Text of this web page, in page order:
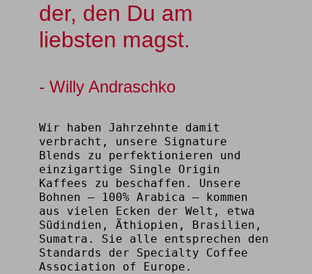
der, den Du am
liebsten magst.
- Willy Andraschko
Wir haben Jahrzehnte damit
verbracht, unsere Signature
Blends zu perfektionieren und
einzigartige Single Origin
Kaffees zu beschaffen. Unsere
Bohnen – 100% Arabica – kommen
aus vielen Ecken der Welt, etwa
Südindien, Äthiopien, Brasilien,
Sumatra. Sie alle entsprechen den
Standards der Specialty Coffee
Association of Europe.